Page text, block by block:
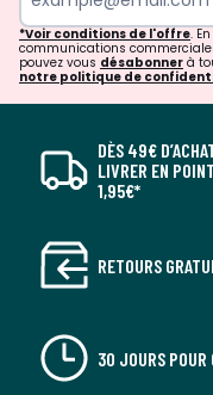
*Voir conditions de l'offre.
communications
pouvez vous désabonner à
notre politique de
DÈS 49€
LIVRER EN
1,95€*
RETOURS
30 JOURS POUR